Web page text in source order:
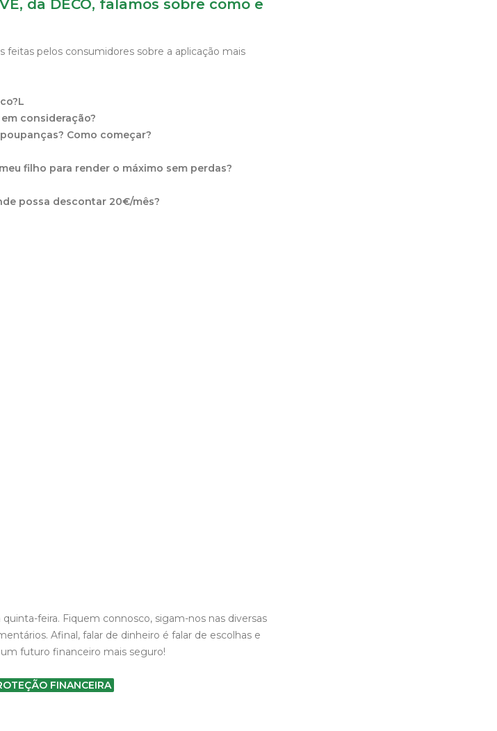
da DECO, falamos sobre como e
pelos consumidores sobre a aplicação mais
consideração?
Como começar?
filho para render o máximo sem perdas?
possa descontar 20€/mês?
feira. Fiquem connosco, sigam-nos nas diversas
Afinal, falar de dinheiro é falar de escolhas e
futuro financeiro mais seguro!
FINANCEIRA